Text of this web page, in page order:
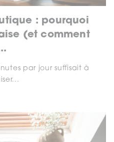
: pourquoi
(et comment
par jour suffisait à